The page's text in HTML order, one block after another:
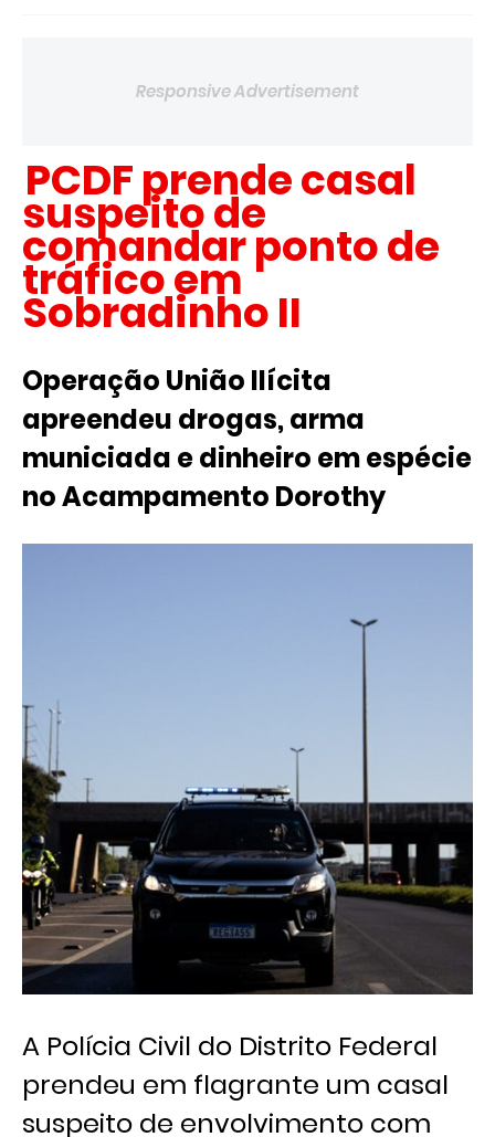
Responsive Advertisement
PCDF prende casal
suspeito de
comandar ponto de
tráfico em
Sobradinho II
Operação União Ilícita
apreendeu drogas, arma
municiada e dinheiro em espécie
no Acampamento Dorothy
A Polícia Civil do Distrito Federal
prendeu em flagrante um casal
suspeito de envolvimento com